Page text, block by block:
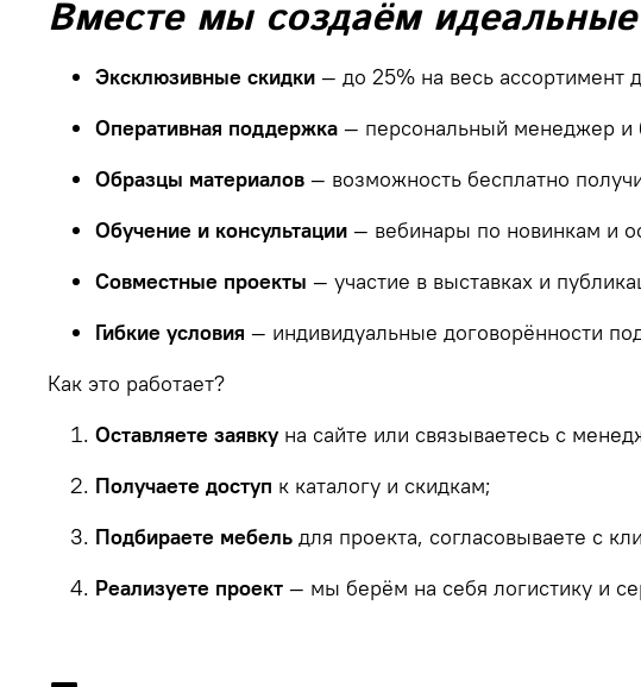
Вместемысоздаёмидеальные
Эксклюзивные скидки — до 25% на весь ассортимент
Оперативная поддержка — персональный менеджер и
Образцы материалов — возможность бесплатно
Обучение и консультации — вебинары по новинкам и
Совместные проекты — участие в выставках и
Гибкие условия — индивидуальные договорённости
Как это работает?
Оставляете заявку на сайте или связываетесь с
Получаете доступ к каталогу и скидкам;
Подбираете мебель для проекта, согласовываете с
Реализуете проект — мы берём на себя логистику и